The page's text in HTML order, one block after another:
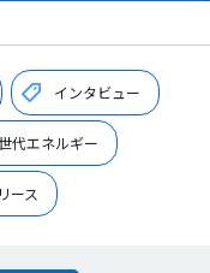
インタビュー
代エネルギー
ース